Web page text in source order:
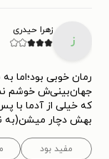
ز
زهرا حیدری
رمان خوبی بود؛اما
جهان‌بینی‌ش خوشم
که خیلی از آدما با
بهش دچار میشن(به
مفید بود